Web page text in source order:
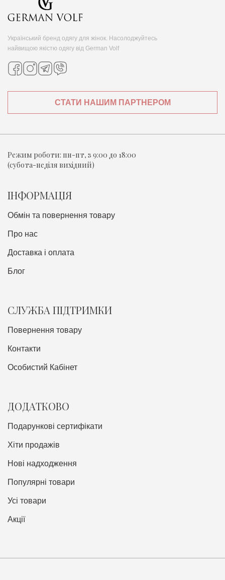
Український бренд одягу для жінок. Насолоджуйтесь
найвищою якістю одягу від German Volf
СТАТИ НАШИМ ПАРТНЕРОМ
Режим роботи: пн-пт, з 9:00 до 18:00
(субота-неділя вихідний)
ІНФОРМАЦІЯ
Обмін та повернення товару
Про нас
Доставка i оплата
Блог
СЛУЖБА ПІДТРИМКИ
Повернення товару
Контакти
Особистий Кабінет
ДОДАТКОВО
Подарункові сертифікати
Хіти продажів
Нові надходження
Популярні товари
Усі товари
Акції